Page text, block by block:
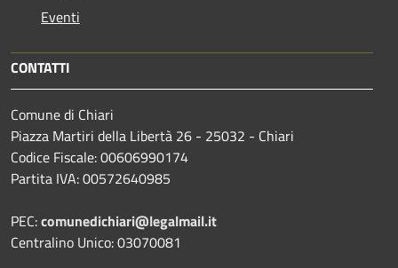
Eventi
CONTATTI
Comune di Chiari
Piazza Martiri della Libertà 26 - 25032 - Chiari
Codice Fiscale: 00606990174
Partita IVA: 00572640985
PEC:comunedichiari@legalmail.it
Centralino Unico: 03070081